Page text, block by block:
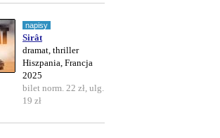
napisy
Sirât
dramat, thriller
Hiszpania, Francja
2025
bilet norm. 22 zł, ulg.
19 zł